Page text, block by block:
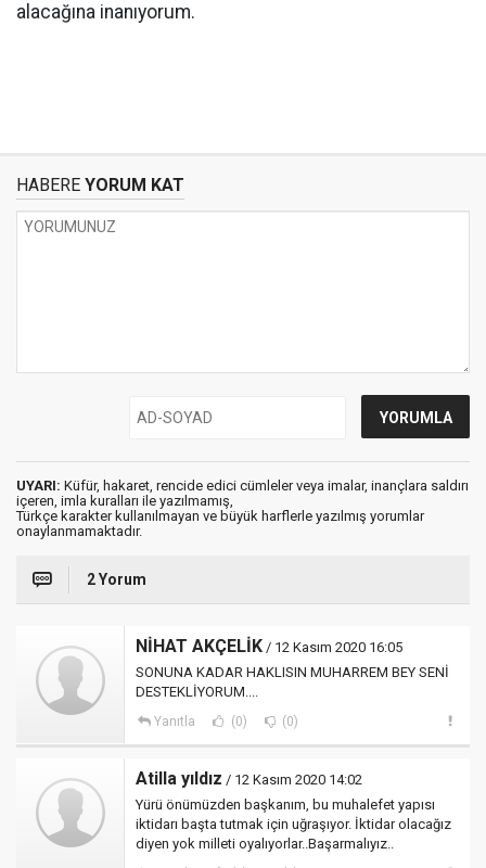
alacağına inanıyorum.
HABERE YORUM KAT
UYARI: Küfür, hakaret, rencide edici cümleler veya imalar, inançlara saldırı
içeren, imla kuralları ile yazılmamış,
Türkçe karakter kullanılmayan ve büyük harflerle yazılmış yorumlar
onaylanmamaktadır.
2 Yorum
NİHAT AKÇELİK / 12 Kasım 2020 16:05
SONUNA KADAR HAKLISIN MUHARREM BEY SENİ
DESTEKLİYORUM....
Yanıtla (0) (0)
Atilla yıldız / 12 Kasım 2020 14:02
Yürü önümüzden başkanım, bu muhalefet yapısı
iktidarı başta tutmak için uğraşıyor. İktidar olacağız
diyen yok milleti oyalıyorlar..Başarmalıyız..